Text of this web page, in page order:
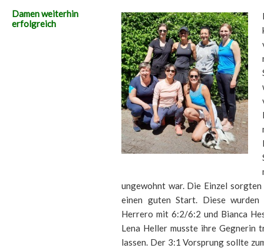
Damen weiterhin
erfolgreich
ungewohnt war. Die Einzel
einen guten Start. Diese
Herrero mit 6:2/6:2 und Bianca
Lena Heller musste ihre
lassen. Der 3:1 Vorsprung sollte